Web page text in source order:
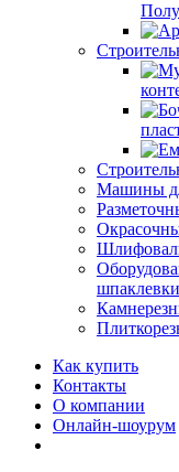
Машины
шпаклевки
Как купить
Контакты
О компании
Онлайн-шоурум